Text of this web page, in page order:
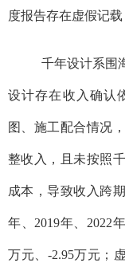
度报告存在虚假记载
千年设计系围
设计存在收入确认
图、施工配合情况
整收入，且未按照
成本 ，导致收入跨
年、2019年、2022
万元、-2.95万元；